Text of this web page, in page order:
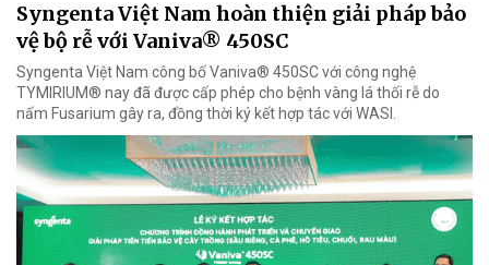
Syngenta Việt Nam hoàn thiện giải pháp bảo
vệ bộ rễ với Vaniva® 450SC
Syngenta Việt Nam công bố Vaniva® 450SC với công nghệ
TYMIRIUM® nay đã được cấp phép cho bệnh vàng lá thối rễ do
nấm Fusarium gây ra, đồng thời ký kết hợp tác với WASI.